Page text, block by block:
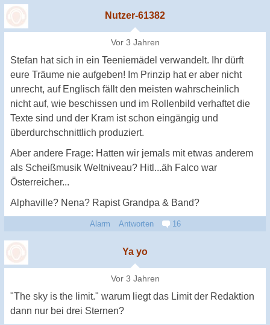
Nutzer-61382
Vor 3 Jahren
Stefan hat sich in ein Teeniemädel verwandelt. Ihr dürft
eure Träume nie aufgeben! Im Prinzip hat er aber nicht
unrecht, auf Englisch fällt den meisten wahrscheinlich
nicht auf, wie beschissen und im Rollenbild verhaftet die
Texte sind und der Kram ist schon eingängig und
überdurchschnittlich produziert.
Aber andere Frage: Hatten wir jemals mit etwas anderem
als Scheißmusik Weltniveau? Hitl...äh Falco war
Österreicher...
Alphaville? Nena? Rapist Grandpa & Band?
Alarm Antworten 16
Ya yo
Vor 3 Jahren
"The sky is the limit." warum liegt das Limit der Redaktion
dann nur bei drei Sternen?